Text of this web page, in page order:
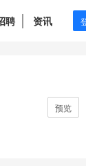
聘 资讯
预览